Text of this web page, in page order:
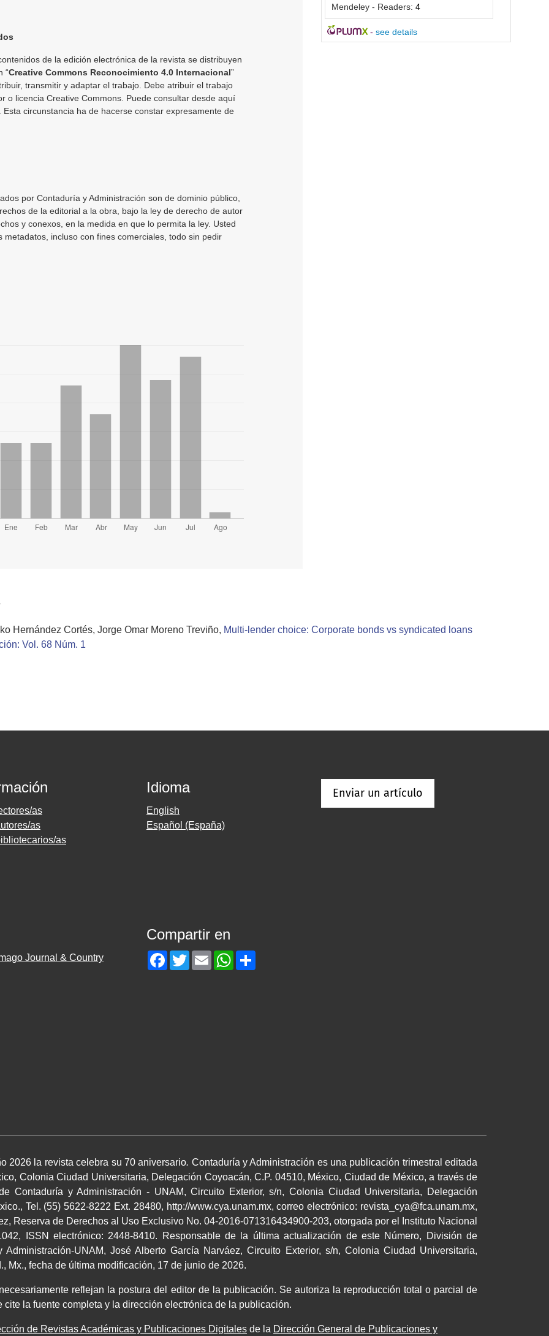
Mendeley - Readers: 4
- see details
de la edición electrónica de la revista se distribuyen
“Creative Commons Reconocimiento 4.0 Internacional”
transmitir y adaptar el trabajo. Debe atribuir el trabajo
o licencia Creative Commons. Puede consultar desde aquí
Esta circunstancia ha de hacerse constar expresamente de
por Contaduría y Administración son de dominio público,
de la editorial a la obra, bajo la ley de derecho de autor
y conexos, en la medida en que lo permita la ley. Usted
metadatos, incluso con fines comerciales, todo sin pedir
Hernández Cortés, Jorge Omar Moreno Treviño, Multi-lender choice: Corporate bonds vs syndicated loans
Vol. 68 Núm. 1
as
as
as
Idioma
English
Español (España)
Enviar un artículo
Compartir en
Facebook
TwitterEmailWhatsApp
2026 la revista celebra su 70 aniversario. Contaduría y Administración es una publicación trimestral editada
Colonia Ciudad Universitaria, Delegación Coyoacán, C.P. 04510, México, Ciudad de México, a través de
Contaduría y Administración - UNAM, Circuito Exterior, s/n, Colonia Ciudad Universitaria, Delegación
Tel. (55) 5622-8222 Ext. 28480, http://www.cya.unam.mx, correo electrónico: revista_cya@fca.unam.mx,
Reserva de Derechos al Uso Exclusivo No. 04-2016-071316434900-203, otorgada por el Instituto Nacional
ISSN electrónico: 2448-8410. Responsable de la última actualización de este Número, División de
UNAM, José Alberto García Narváez, Circuito Exterior, s/n, Colonia Ciudad Universitaria,
Mx., fecha de última modificación, 17 de junio de 2026.
reflejan la postura del editor de la publicación. Se autoriza la reproducción total o parcial de
cite la fuente completa y la dirección electrónica de la publicación.
de Revistas Académicas y Publicaciones Digitales de la Dirección General de Publicaciones y